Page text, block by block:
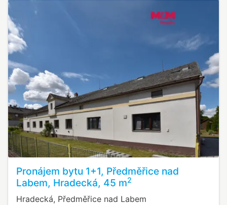
Pronájem bytu 1+1, Předměřice nad
Labem, Hradecká, 45 m2
Hradecká, Předměřice nad Labem